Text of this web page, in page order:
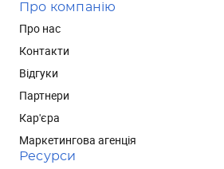
Про компанію
Про нас
Контакти
Відгуки
Партнери
Кар'єра
Маркетингова агенція
Ресурси